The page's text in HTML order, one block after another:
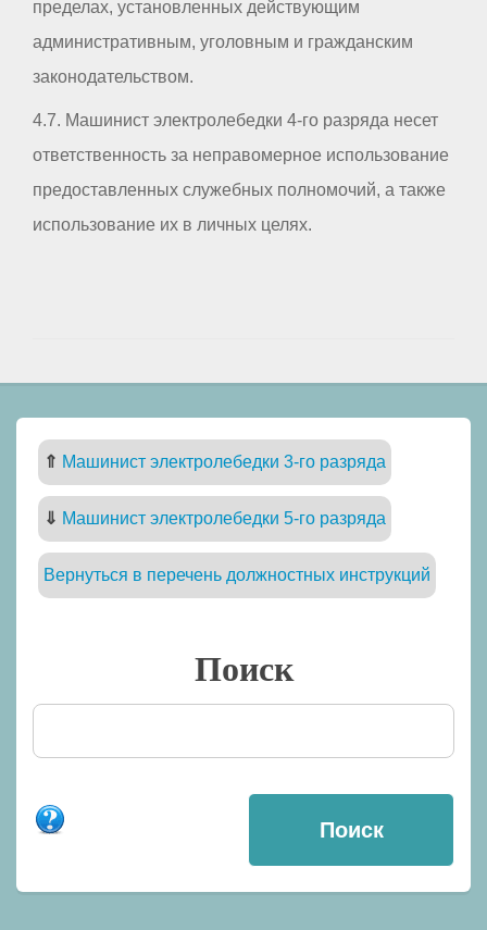
пределах, установленных действующим
административным, уголовным и гражданским
законодательством.
4.7. Машинист электролебедки 4-го разряда несет
ответственность за неправомерное использование
предоставленных служебных полномочий, а также
использование их в личных целях.
⇑ Машинист электролебедки 3-го разряда
⇓ Машинист электролебедки 5-го разряда
Вернуться в перечень должностных инструкций
Поиск